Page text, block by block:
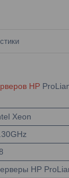
HP
Xeon
HP